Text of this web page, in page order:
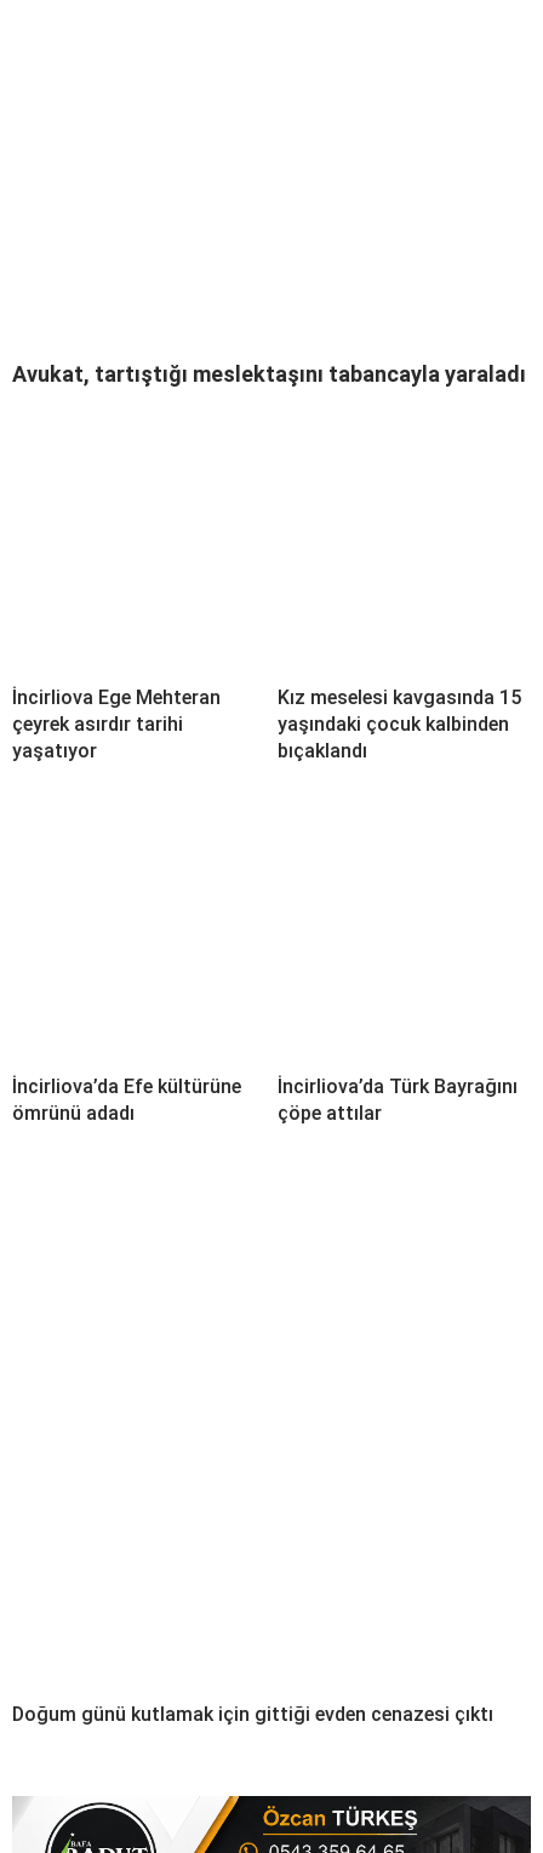
Avukat, tartıştığı meslektaşını tabancayla yaraladı
İncirliova Ege Mehteran
çeyrek asırdır tarihi
yaşatıyor
Kız meselesi kavgasında 15
yaşındaki çocuk kalbinden
bıçaklandı
İncirliova’da Efe kültürüne
ömrünü adadı
İncirliova’da Türk Bayrağını
çöpe attılar
Doğum günü kutlamak için gittiği evden cenazesi çıktı